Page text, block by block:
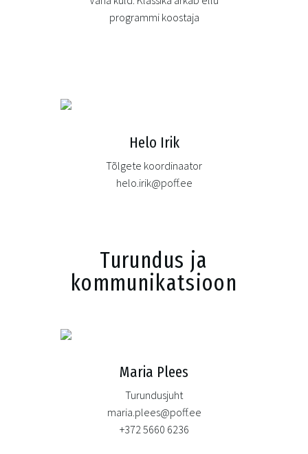
programmi koostaja
Helo Irik
Tõlgete koordinaator
helo.irik@poff.ee
Turundus ja
kommunikatsioon
Maria Plees
Turundusjuht
maria.plees@poff.ee
+372 5660 6236